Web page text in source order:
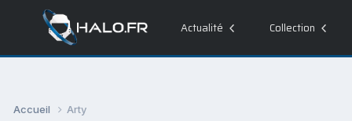
Actualité Collection
Accueil Arty